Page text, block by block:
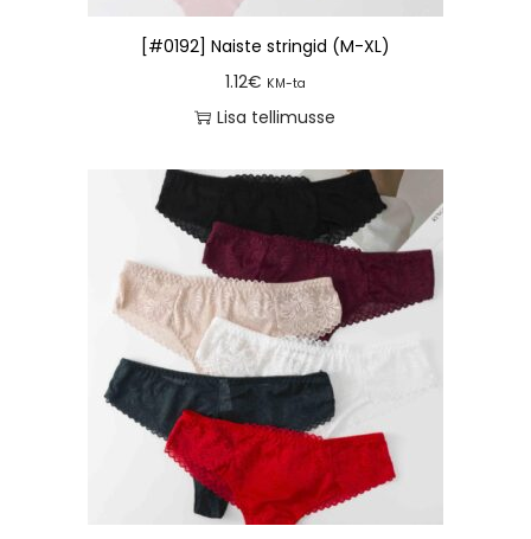
[#0192] Naiste stringid (M-XL)
1.12€ KM-ta
Lisa tellimusse